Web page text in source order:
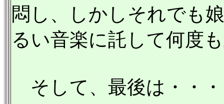
悶し、しかしそれでも
るい音楽に託して何度
そして、最後は・・